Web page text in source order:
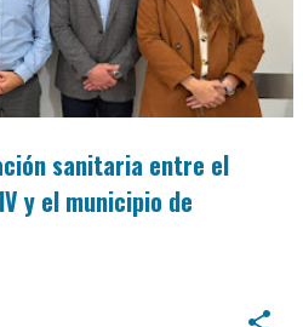
sanitaria entre el
y el municipio de